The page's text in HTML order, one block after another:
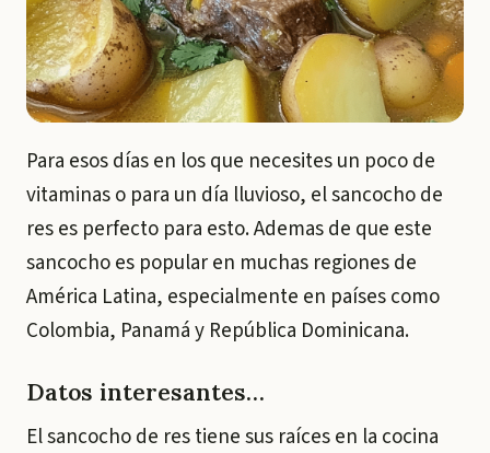
Para esos días en los que necesites un poco de
vitaminas o para un día lluvioso, el sancocho de
res es perfecto para esto. Ademas de que este
sancocho es popular en muchas regiones de
América Latina, especialmente en países como
Colombia, Panamá y República Dominicana.
Datos interesantes…
El sancocho de res tiene sus raíces en la cocina